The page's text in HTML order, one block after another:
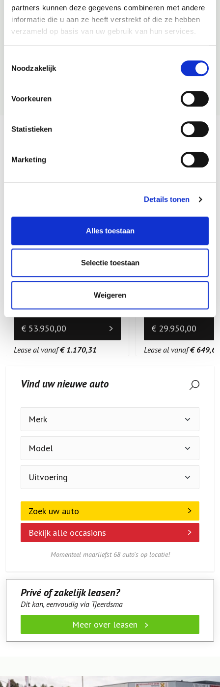
partners kunnen deze gegevens combineren met andere
informatie die u aan ze heeft verstrekt of die ze hebben
verzameld op basis van uw gebruik van hun services.
Noodzakelijk
Voorkeuren
Statistieken
Marketing
Details tonen
Alles toestaan
Selectie toestaan
Weigeren
beoordelen en brengen deze punten veel extra kosten met
zich mee? Dan nemen we altijd even contact met u op.
Vind uw nieuwe auto
Zoek uw auto
Bekijk alle occasions
Momenteel maarliefst 68 auto's op locatie!
Privé of zakelijk leasen?
Dit kan, eenvoudig via Tjeerdsma
Meer over leasen
Een greep uit ons huidige occasion aanbod
Audi Q5
Sportback 40 TFSI S edition
Bouwjaar 2022
€ 53.950,00
Lease al vanaf€ 1.170,31
Audi A4
Bouwjaar 2019
€ 29.950,00
Lease al vanaf€ 649,69